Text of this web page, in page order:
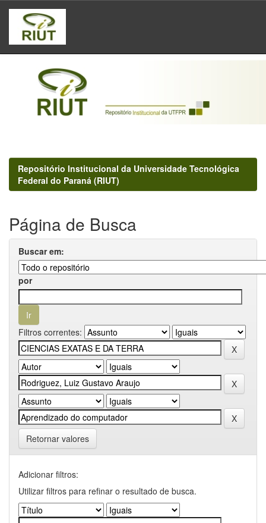
Skip
navigation
Repositório Institucional da Universidade Tecnológica
Federal do Paraná (RIUT)
Página de Busca
Buscar em:
por
Filtros correntes:
Retornar valores
Adicionar filtros:
Utilizar filtros para refinar o resultado de busca.